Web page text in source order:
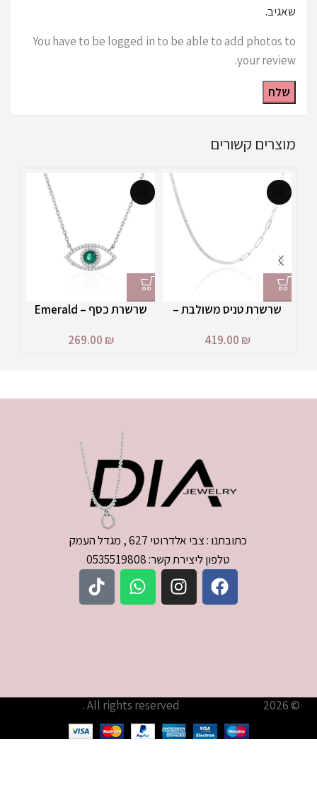
שאגיב.
You have to be logged in to be able to add photos to
your review.
מוצרים קשורים
שרשרת טניס משולבת –
419.00 ₪
שרשרת כסף – Emerald
269.00 ₪
כתובתנו : צבי אלדרוטי 627 , מגדל העמק
טלפון ליצירת קשר: 0535519808
© 2026
. All rights reserved